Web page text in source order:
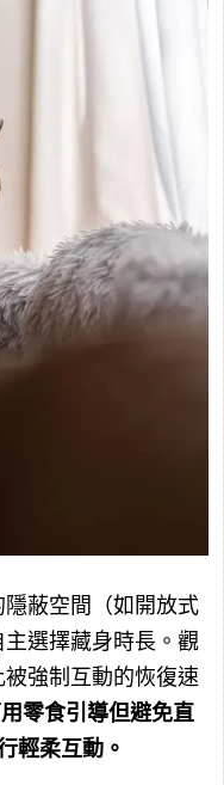
蔽空間（如開放式
選擇藏身時長。觀
強制互動的恢復速
零食引導但避免直
輕柔互動。